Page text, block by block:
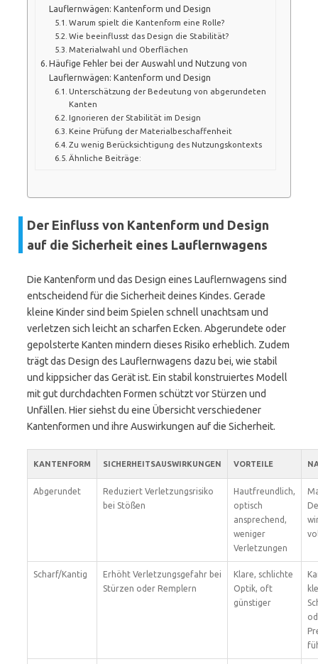
Lauflernwägen: Kantenform und Design
Warum spielt die Kantenform eine Rolle?
Wie beeinflusst das Design die Stabilität?
Materialwahl und Oberflächen
Häufige Fehler bei der Auswahl und Nutzung von
Lauflernwägen: Kantenform und Design
Unterschätzung der Bedeutung von abgerundeten
Kanten
Ignorieren der Stabilität im Design
Keine Prüfung der Materialbeschaffenheit
Zu wenig Berücksichtigung des Nutzungskontexts
Ähnliche Beiträge:
Der Einfluss von Kantenform und Design
auf die Sicherheit eines Lauflernwagens
Die Kantenform und das Design eines Lauflernwagens sind
entscheidend für die Sicherheit deines Kindes. Gerade
kleine Kinder sind beim Spielen schnell unachtsam und
verletzen sich leicht an scharfen Ecken. Abgerundete oder
gepolsterte Kanten mindern dieses Risiko erheblich. Zudem
trägt das Design des Lauflernwagens dazu bei, wie stabil
und kippsicher das Gerät ist. Ein stabil konstruiertes Modell
mit gut durchdachten Formen schützt vor Stürzen und
Unfällen. Hier siehst du eine Übersicht verschiedener
Kantenformen und ihre Auswirkungen auf die Sicherheit.
KANTENFORM SICHERHEITSAUSWIRKUNGEN VORTEILE
Abgerundet
Reduziert Verletzungsrisiko
bei Stößen
Hautfreundlich,
optisch
ansprechend,
weniger
Verletzungen
Scharf/Kantig
Erhöht Verletzungsgefahr bei
Stürzen oder Remplern
Klare, schlichte
Optik, oft
günstiger